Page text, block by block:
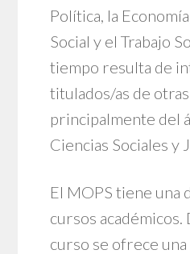
Política, la
Social y el Trabajo
tiempo resulta de
titulados/as de
principalmente del
Ciencias Sociales y
El MOPS tiene una
cursos
curso se ofrece